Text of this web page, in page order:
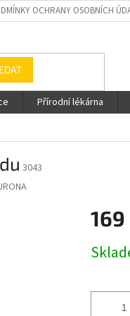
OCHRANY OSOBNÍCH
Přírodní lékárna
3043
169
cena: